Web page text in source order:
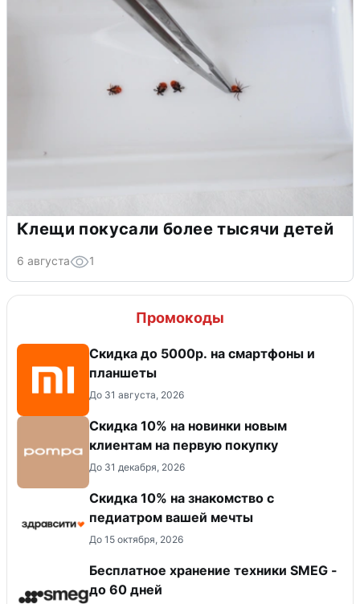
Клещи покусали более тысячи детей
6 августа 1
Промокоды
Скидка до 5000р. на смартфоны и
планшеты
До 31 августа, 2026
Скидка 10% на новинки новым
клиентам на первую покупку
До 31 декабря, 2026
Скидка 10% на знакомство с
педиатром вашей мечты
До 15 октября, 2026
Бесплатное хранение техники SMEG -
до 60 дней